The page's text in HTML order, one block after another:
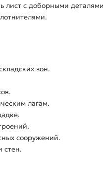
лист с доборными
зон.
лагам.
сооружений.
стен.